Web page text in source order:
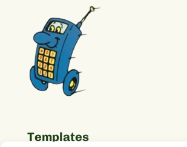
Templates